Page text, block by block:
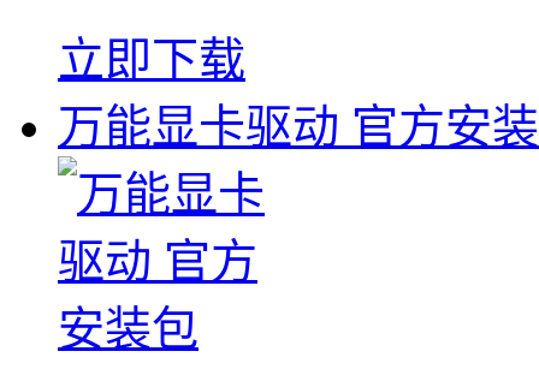
立即下载
万能显卡驱动 官方安